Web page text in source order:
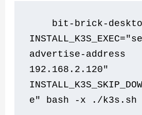
advertise-address
192.168.2.120"
e" bash -x ./